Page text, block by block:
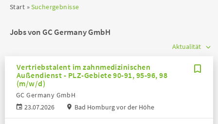
Start Suchergebnisse
Jobs von GC Germany GmbH
Vertriebstalent im zahnmedizinischen
Außendienst - PLZ-Gebiete 90-91, 95-96, 98
(m/w/d)
23.07.2026
GC Germany GmbH
Bad Homburg vor der Höhe